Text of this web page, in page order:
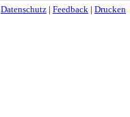
Datenschutz Feedback Drucken